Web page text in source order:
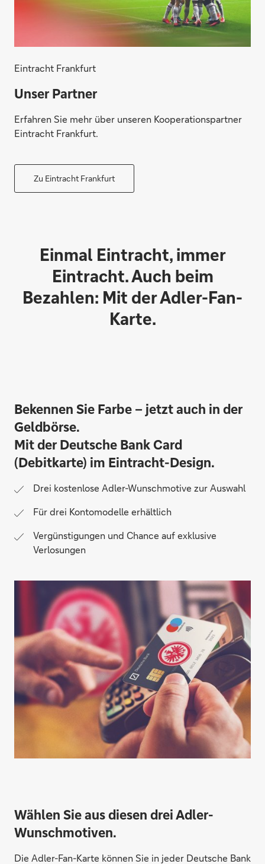
Eintracht Frankfurt
Unser Partner
Erfahren Sie mehr über unseren Kooperationspartner
Eintracht Frankfurt.
Zu Eintracht Frankfurt
Einmal Eintracht, immer
Eintracht. Auch beim
Bezahlen: Mit der Adler-Fan-
Karte.
Bekennen Sie Farbe – jetzt auch in der
Geldbörse.
Mit der Deutsche Bank Card
(Debitkarte) im Eintracht-Design.
Drei kostenlose Adler-Wunschmotive zur Auswahl
Für drei Kontomodelle erhältlich
Vergünstigungen und Chance auf exklusive
Verlosungen
Wählen Sie aus diesen drei Adler-
Wunschmotiven.
Die Adler-Fan-Karte können Sie in jeder Deutsche Bank